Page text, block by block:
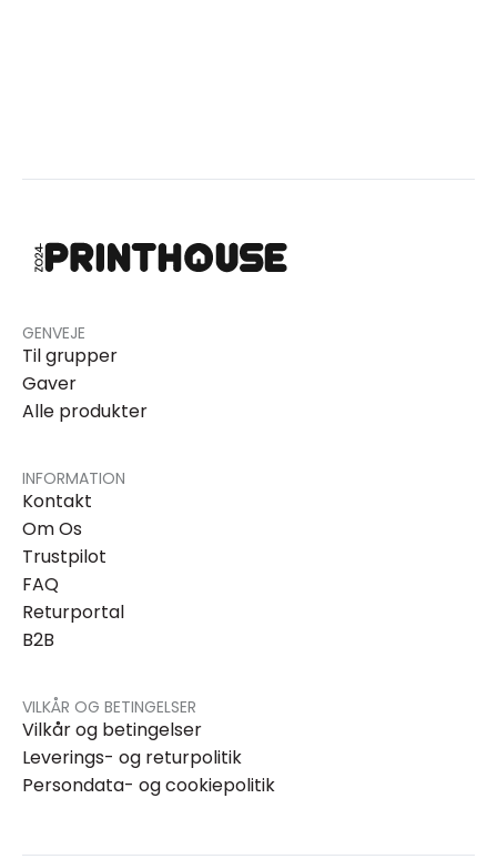
GENVEJE
Til grupper
Gaver
Alle produkter
INFORMATION
Kontakt
Om Os
Trustpilot
FAQ
Returportal
B2B
VILKÅR OG BETINGELSER
Vilkår og betingelser
Leverings- og returpolitik
Persondata- og cookiepolitik